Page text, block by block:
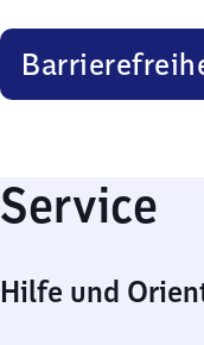
Service
Hilfe und